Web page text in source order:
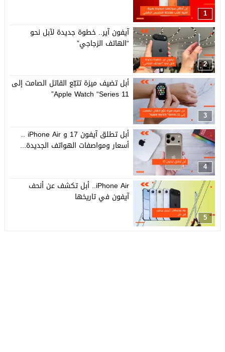
1
2
آيفون آير.. خطوة جديدة لآبل نحو
“الهاتف الزجاجي”
3
أبل تضيف ميزة تتبّع القاتل الصامت إلى
Apple Watch “Series 11”
4
أبل تطلق آيفون 17 و iPhone Air ..
أسعار ومواصفات الهواتف الجديدة...
5
iPhone Air.. أبل تكشف عن أنحف
آيفون في تاريخها